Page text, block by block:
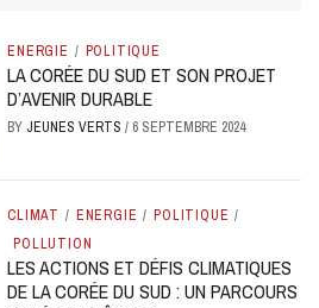
ENERGIE / POLITIQUE
LA CORÉE DU SUD ET SON PROJET
D’AVENIR DURABLE
BY JEUNES VERTS/ 6 SEPTEMBRE 2024
CLIMAT / ENERGIE / POLITIQUE /
POLLUTION
LES ACTIONS ET DÉFIS CLIMATIQUES
DE LA CORÉE DU SUD : UN PARCOURS